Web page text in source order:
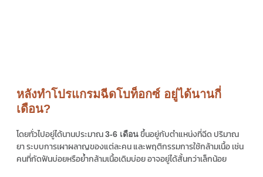
หลังทำโปรแกรมฉีดโบท็อกซ์ อยู่ได้นานกี่
เดือน?
โดยทั่วไปอยู่ได้นานประมาณ3-6 เดือนขึ้นอยู่กับตำแหน่งที่ฉีด ปริมาณ
ยา ระบบการเผาผลาญของแต่ละคน และพฤติกรรมการใช้กล้ามเนื้อ เช่น
คนที่กัดฟันบ่อยหรือย้ำกล้ามเนื้อเดิมบ่อย อาจอยู่ได้สั้นกว่าเล็กน้อย